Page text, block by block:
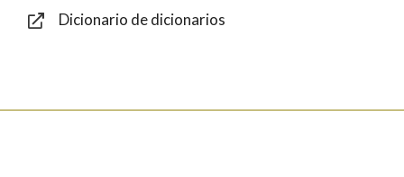
Dicionario de dicionarios